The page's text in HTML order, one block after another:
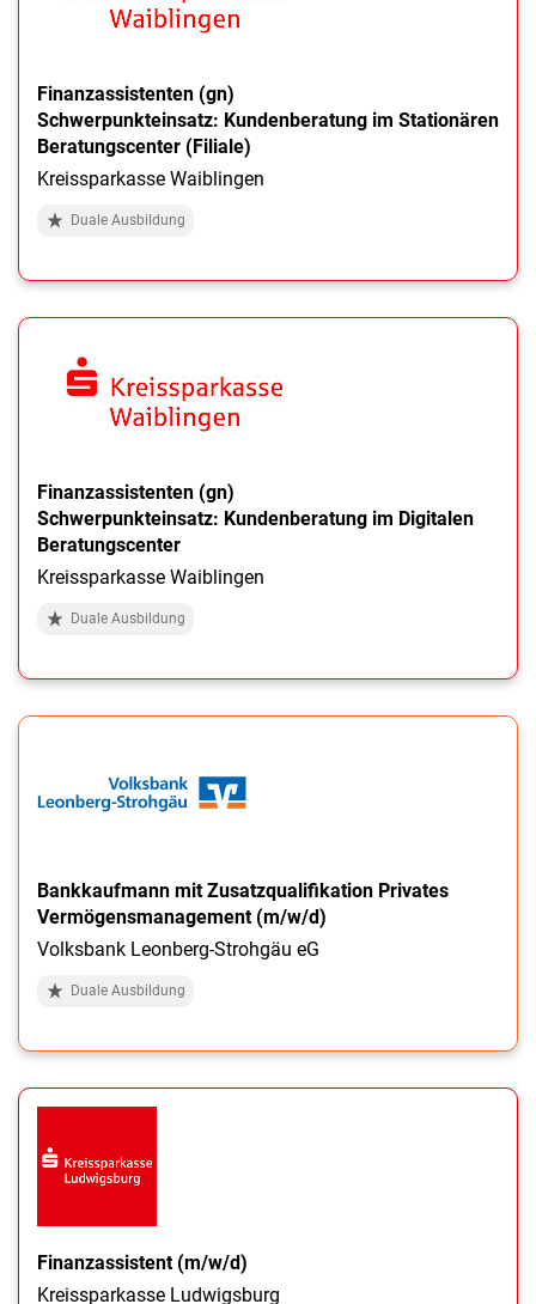
Finanzassistenten (gn)
Schwerpunkteinsatz: Kundenberatung im Stationären
Beratungscenter (Filiale)
Kreissparkasse Waiblingen
Duale Ausbildung
Finanzassistenten (gn)
Schwerpunkteinsatz: Kundenberatung im Digitalen
Beratungscenter
Kreissparkasse Waiblingen
Duale Ausbildung
Bankkaufmann mit Zusatzqualifikation Privates
Vermögensmanagement (m/w/d)
Volksbank Leonberg-Strohgäu eG
Duale Ausbildung
Finanzassistent (m/w/d)
Kreissparkasse Ludwigsburg